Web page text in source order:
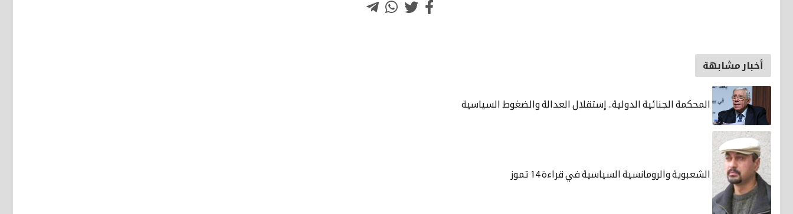
أخبار مشابهة
المحكمة الجنائية الدولية.. إستقلال العدالة والضغوط السياسية
الشعبوية والرومانسية السياسية في قراءة 14 تموز